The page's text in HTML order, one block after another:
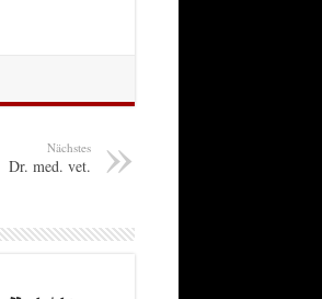
Nächstes
Dr. med. vet.